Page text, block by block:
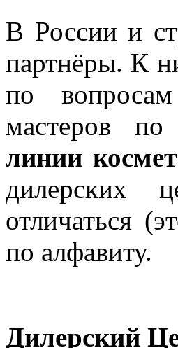
В России и
партнёры. К
по
мастеров
линии
дилерских
отличаться
по алфавиту.
Дилерский